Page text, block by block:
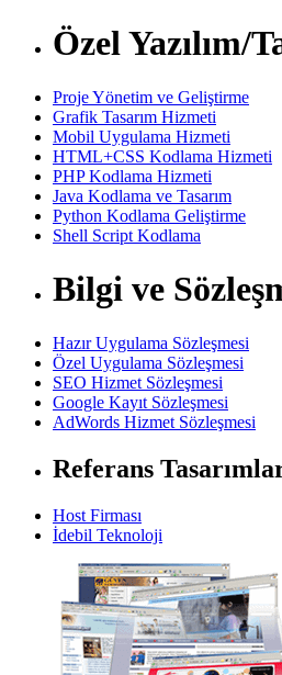
Özel Yazılım/
Proje Yönetim ve Geliştirme
Grafik Tasarım Hizmeti
Mobil Uygulama Hizmeti
HTML+CSS Kodlama Hizmeti
PHP Kodlama Hizmeti
Java Kodlama ve Tasarım
Python Kodlama Geliştirme
Shell Script Kodlama
Bilgi ve
Hazır Uygulama Sözleşmesi
Özel Uygulama Sözleşmesi
SEO Hizmet Sözleşmesi
Google Kayıt Sözleşmesi
AdWords Hizmet Sözleşmesi
Referans
Host Firması
İdebil Teknoloji